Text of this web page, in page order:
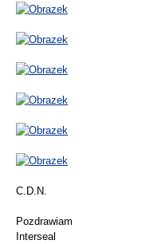
C.D.N.
Pozdrawiam
Interseal